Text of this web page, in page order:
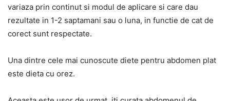
variaza prin continut si modul de aplicare si care dau
rezultate in 1-2 saptamani sau o luna, in functie de cat de
corect sunt respectate.
Una dintre cele mai cunoscute diete pentru abdomen plat
este dieta cu orez.